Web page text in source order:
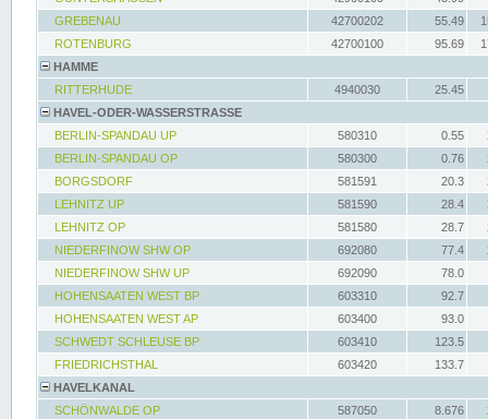
GREBENAU
42700202 55.49
ROTENBURG
42700100 95.69
HAMME
RITTERHUDE
4940030
25.45
HAVEL-ODER-WASSERSTRASSE
BERLIN-SPANDAU UP
580310 0.55
BERLIN-SPANDAU OP
580300 0.76
BORGSDORF
581591 20.3
LEHNITZ UP
581590 28.4
LEHNITZ OP
581580 28.7
NIEDERFINOW SHW OP
692080 77.4
NIEDERFINOW SHW UP
692090
78.0
HOHENSAATEN WEST BP
603310
92.7
HOHENSAATEN WEST AP
603400
93.0
SCHWEDT SCHLEUSE BP
603410
123.5
FRIEDRICHSTHAL
603420
133.7
HAVELKANAL
SCHÖNWALDE OP
587050 8.676